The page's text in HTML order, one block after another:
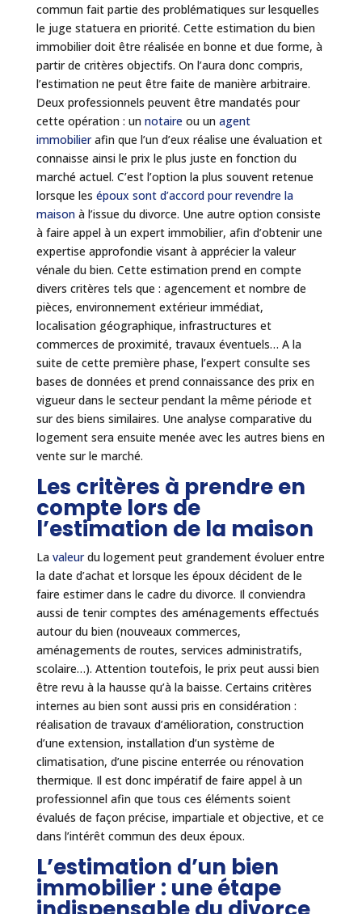
commun fait partie des problématiques sur lesquelles
le juge statuera en priorité. Cette estimation du bien
immobilier doit être réalisée en bonne et due forme, à
partir de critères objectifs. On l’aura donc compris,
l’estimation ne peut être faite de manière arbitraire.
Deux professionnels peuvent être mandatés pour
cette opération : un notaire ou un agent
immobilierafin que l’un d’eux réalise une évaluation et
connaisse ainsi le prix le plus juste en fonction du
marché actuel. C’est l’option la plus souvent retenue
lorsque les époux sont d’accord pour revendre la
maisonà l’issue du divorce. Une autre option consiste
à faire appel à un expert immobilier, afin d’obtenir une
expertise approfondie visant à apprécier la valeur
vénale du bien. Cette estimation prend en compte
divers critères tels que : agencement et nombre de
pièces, environnement extérieur immédiat,
localisation géographique, infrastructures et
commerces de proximité, travaux éventuels… A la
suite de cette première phase, l’expert consulte ses
bases de données et prend connaissance des prix en
vigueur dans le secteur pendant la même période et
sur des biens similaires. Une analyse comparative du
logement sera ensuite menée avec les autres biens en
vente sur le marché.
Les critères à prendre en
compte lors de
l’estimation de la maison
La valeurdu logement peut grandement évoluer entre
la date d’achat et lorsque les époux décident de le
faire estimer dans le cadre du divorce. Il conviendra
aussi de tenir comptes des aménagements effectués
autour du bien (nouveaux commerces,
aménagements de routes, services administratifs,
scolaire…). Attention toutefois, le prix peut aussi bien
être revu à la hausse qu’à la baisse. Certains critères
internes au bien sont aussi pris en considération :
réalisation de travaux d’amélioration, construction
d’une extension, installation d’un système de
climatisation, d’une piscine enterrée ou rénovation
thermique. Il est donc impératif de faire appel à un
professionnel afin que tous ces éléments soient
évalués de façon précise, impartiale et objective, et ce
dans l’intérêt commun des deux époux.
L’estimation d’un bien
immobilier : une étape